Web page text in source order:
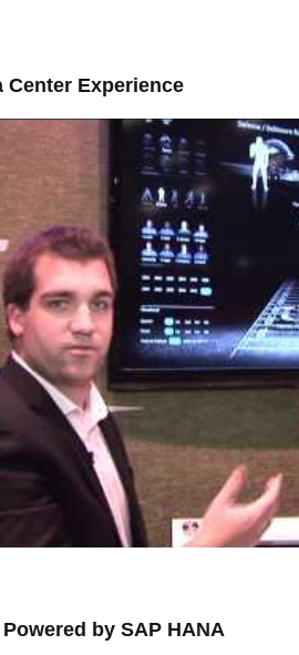
Center Experience
by SAP HANA